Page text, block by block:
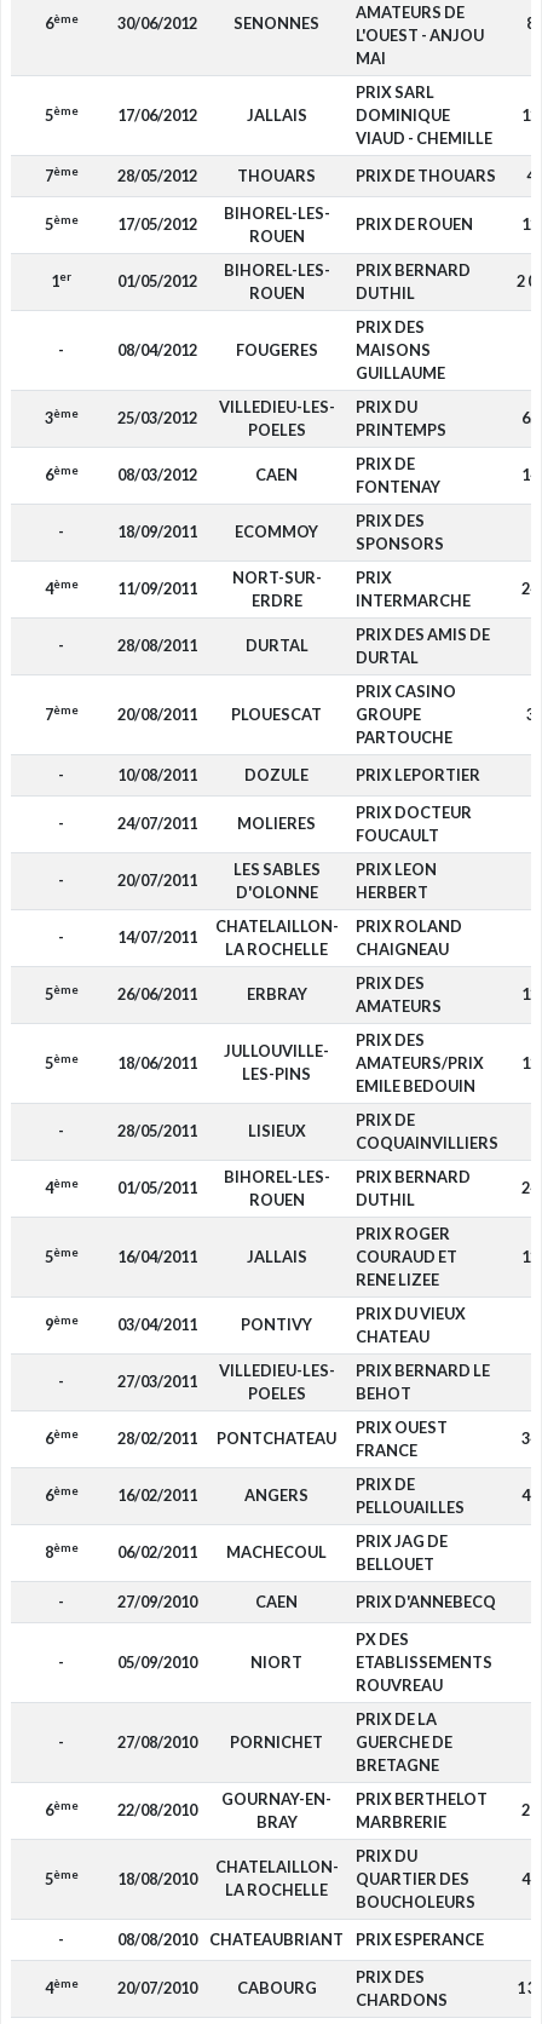
6ème 30/06/2012 SENONNES
AMATEURS DE
L'OUEST - ANJOU
MAI
80
5ème 17/06/2012 JALLAIS
PRIX SARL
DOMINIQUE
VIAUD - CHEMILLE
7ème 28/05/2012 THOUARS PRIX DE THOUARS 40
5ème 17/05/2012
BIHOREL-LES-
ROUEN
PRIX DE ROUEN
1er 01/05/2012
BIHOREL-LES-
ROUEN
PRIX BERNARD
DUTHIL
2
- 08/04/2012 FOUGERES
PRIX DES
MAISONS
GUILLAUME
3ème 25/03/2012
VILLEDIEU-LES-
POELES
PRIX DU
PRINTEMPS
6ème 08/03/2012 CAEN
PRIX DE
FONTENAY
- 18/09/2011 ECOMMOY
PRIX DES
SPONSORS
4ème 11/09/2011
NORT-SUR-
ERDRE
PRIX
INTERMARCHE
- 28/08/2011 DURTAL
PRIX DES AMIS DE
DURTAL
7ème 20/08/2011 PLOUESCAT
PRIX CASINO
GROUPE
PARTOUCHE
30
- 10/08/2011 DOZULE PRIX LEPORTIER
- 24/07/2011 MOLIERES
PRIX DOCTEUR
FOUCAULT
- 20/07/2011
LES SABLES
D'OLONNE
PRIX LEON
HERBERT
- 14/07/2011
CHATELAILLON-
LA ROCHELLE
PRIX ROLAND
CHAIGNEAU
5ème 26/06/2011 ERBRAY
PRIX DES
AMATEURS
5ème 18/06/2011
JULLOUVILLE-
LES-PINS
PRIX DES
AMATEURS/PRIX
EMILE BEDOUIN
- 28/05/2011 LISIEUX
PRIX DE
COQUAINVILLIERS
4ème 01/05/2011
BIHOREL-LES-
ROUEN
PRIX BERNARD
DUTHIL
5ème 16/04/2011 JALLAIS
PRIX ROGER
COURAUD ET
RENE LIZEE
9ème 03/04/2011 PONTIVY
PRIX DU VIEUX
CHATEAU
- 27/03/2011
VILLEDIEU-LES-
POELES
PRIX BERNARD LE
BEHOT
6ème 28/02/2011 PONTCHATEAU
PRIX OUEST
FRANCE
6ème 16/02/2011 ANGERS
PRIX DE
PELLOUAILLES
8ème 06/02/2011 MACHECOUL
PRIX JAG DE
BELLOUET
- 27/09/2010 CAEN PRIX D'ANNEBECQ
- 05/09/2010 NIORT
PX DES
ETABLISSEMENTS
ROUVREAU
- 27/08/2010 PORNICHET
PRIX DE LA
GUERCHE DE
BRETAGNE
6ème 22/08/2010
GOURNAY-EN-
BRAY
PRIX BERTHELOT
MARBRERIE
5ème 18/08/2010
CHATELAILLON-
LA ROCHELLE
PRIX DU
QUARTIER DES
BOUCHOLEURS
- 08/08/2010 CHATEAUBRIANT PRIX ESPERANCE
4ème 20/07/2010 CABOURG
PRIX DES
CHARDONS
1